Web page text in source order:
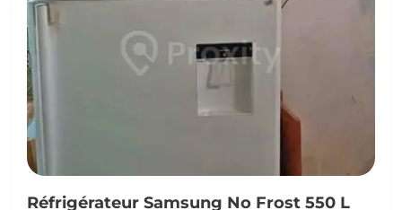
Réfrigérateur Samsung No Frost 550 L